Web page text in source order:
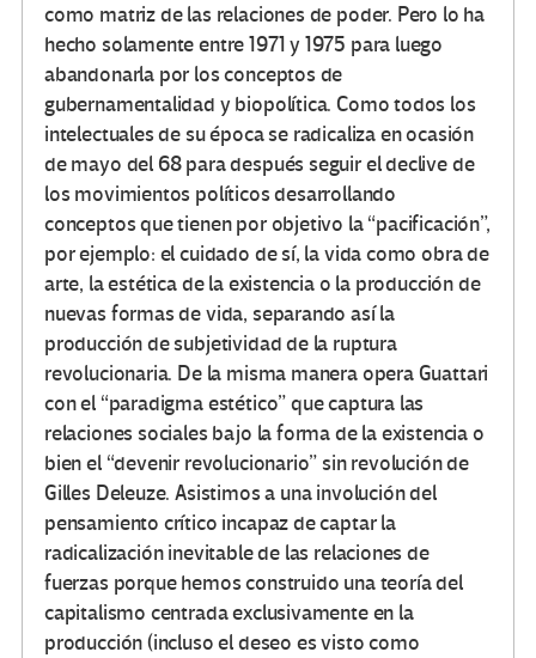
como matriz de las relaciones de poder. Pero lo ha
hecho solamente entre 1971 y 1975 para luego
abandonarla por los conceptos de
gubernamentalidad y biopolítica. Como todos los
intelectuales de su época se radicaliza en ocasión
de mayo del 68 para después seguir el declive de
los movimientos políticos desarrollando
conceptos que tienen por objetivo la “pacificación”,
por ejemplo: el cuidado de sí, la vida como obra de
arte, la estética de la existencia o la producción de
nuevas formas de vida, separando así la
producción de subjetividad de la ruptura
revolucionaria. De la misma manera opera Guattari
con el “paradigma estético” que captura las
relaciones sociales bajo la forma de la existencia o
bien el “devenir revolucionario” sin revolución de
Gilles Deleuze. Asistimos a una involución del
pensamiento crítico incapaz de captar la
radicalización inevitable de las relaciones de
fuerzas porque hemos construido una teoría del
capitalismo centrada exclusivamente en la
producción (incluso el deseo es visto como